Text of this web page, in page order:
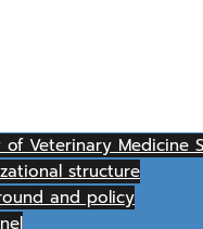
of Veterinary Medicine
structure
and policy